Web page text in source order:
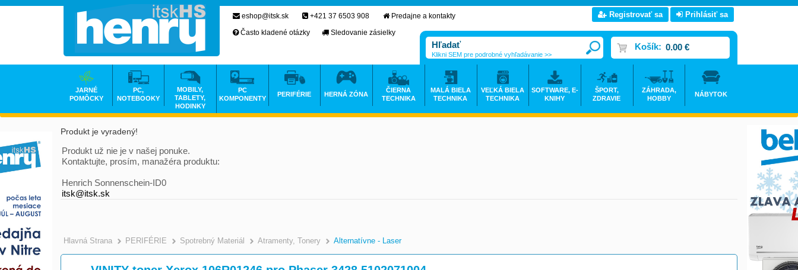
Produkt je vyradený!
Produkt už nie je v našej ponuke.
Kontaktujte, prosím, manažéra produktu:
Henrich Sonnenschein-ID0
itsk@itsk.sk
Hlavná Strana PERIFÉRIE Spotrebný Materiál Atramenty, Tonery Alternatívne - Laser
eshop@itsk.sk +421 37 6503 908
Predajne a kontakty
Často kladené otázky
Sledovanie zásielky
Registrovať sa Prihlásiť sa
Košík: 0.00 €
Klikni SEM pre podrobné vyhľadávanie >>
JARNÉ
POMÔCKY
PC,
NOTEBOOKY
MOBILY,
TABLETY,
HODINKY
PC
KOMPONENTY
PERIFÉRIE HERNÁ ZÓNA
ČIERNA
TECHNIKA
MALÁ BIELA
TECHNIKA
VEĽKÁ BIELA
TECHNIKA
SOFTWARE, E-
KNIHY
ŠPORT,
ZDRAVIE
ZÁHRADA,
HOBBY
NÁBYTOK